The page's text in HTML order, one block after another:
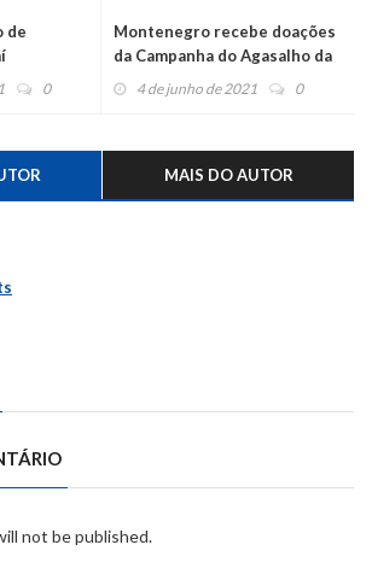
de
0
Montenegro recebe doações
da Campanha do Agasalho da
PRF 4 de junho de 2021 0
MAIS DO AUTOR
not be published.